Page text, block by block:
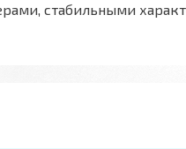
стабильными